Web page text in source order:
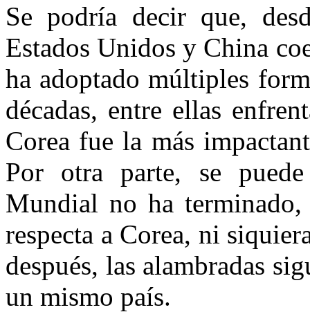
Se podría decir que,
Estados Unidos y China
ha adoptado múltiples
décadas, entre ellas
Corea fue la más
Por otra parte, se
Mundial no ha
respecta a Corea, ni
después, las alambradas
un mismo país.